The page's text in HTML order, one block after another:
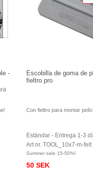
-
Escobilla de goma de
fieltro pro
Con fieltro para montar
Estándar - Entrega 1-3
Art nr. TOOL_10x7-m-felt
Summer sale 15-50%!
50 SEK